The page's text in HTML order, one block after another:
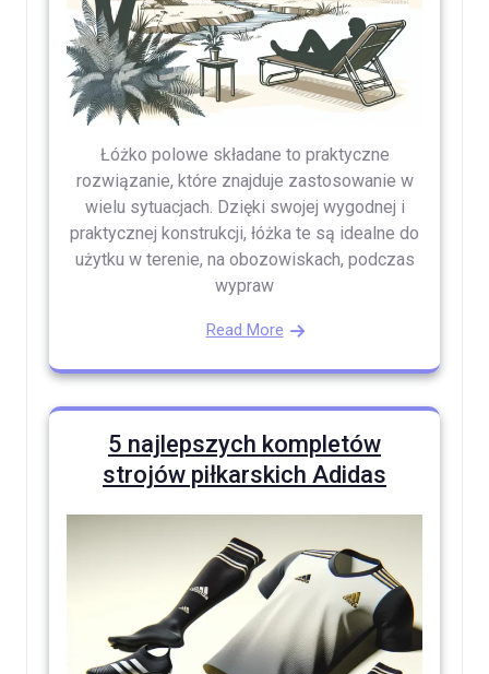
Łóżko polowe składane to praktyczne
rozwiązanie, które znajduje zastosowanie w
wielu sytuacjach. Dzięki swojej wygodnej i
praktycznej konstrukcji, łóżka te są idealne do
użytku w terenie, na obozowiskach, podczas
wypraw
Read More
5 najlepszych kompletów
strojów piłkarskich Adidas